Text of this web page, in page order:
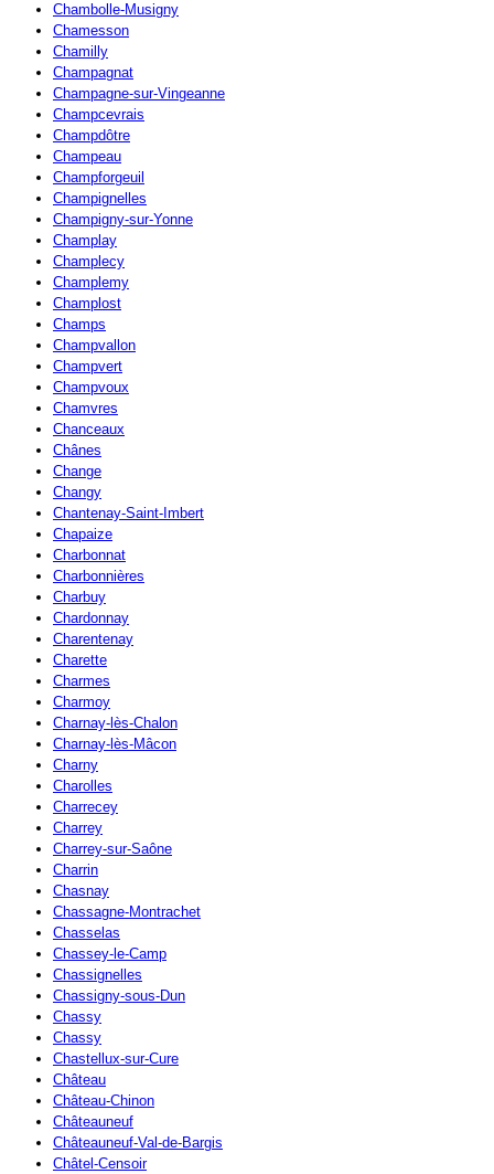
Chambolle-Musigny
Chamesson
Chamilly
Champagnat
Champagne-sur-Vingeanne
Champcevrais
Champdôtre
Champeau
Champforgeuil
Champignelles
Champigny-sur-Yonne
Champlay
Champlecy
Champlemy
Champlost
Champs
Champvallon
Champvert
Champvoux
Chamvres
Chanceaux
Chânes
Change
Changy
Chantenay-Saint-Imbert
Chapaize
Charbonnat
Charbonnières
Charbuy
Chardonnay
Charentenay
Charette
Charmes
Charmoy
Charnay-lès-Chalon
Charnay-lès-Mâcon
Charny
Charolles
Charrecey
Charrey
Charrey-sur-Saône
Charrin
Chasnay
Chassagne-Montrachet
Chasselas
Chassey-le-Camp
Chassignelles
Chassigny-sous-Dun
Chassy
Chassy
Chastellux-sur-Cure
Château
Château-Chinon
Châteauneuf
Châteauneuf-Val-de-Bargis
Châtel-Censoir